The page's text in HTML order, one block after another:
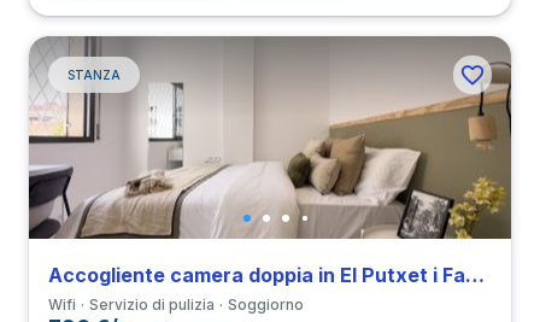
STANZA
Accogliente camera doppia in El Putxet i Farró
Wifi Servizio di pulizia Soggiorno